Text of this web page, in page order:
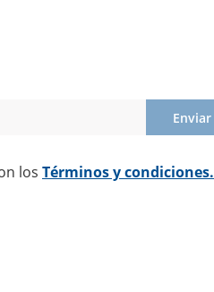
Enviar
los Términos y condiciones.